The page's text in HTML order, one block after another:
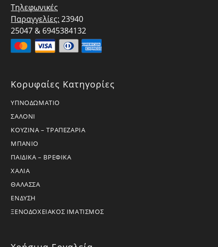
Τηλεφωνικές
Παραγγελίες: 23940
25047 & 6945384132
Κορυφαίες Κατηγορίες
ΥΠΝΟΔΩΜΑΤΙΟ
ΣΑΛΟΝΙ
ΚΟΥΖΙΝΑ – ΤΡΑΠΕΖΑΡΙΑ
ΜΠΑΝΙΟ
ΠΑΙΔΙΚΑ – ΒΡΕΦΙΚΑ
ΧΑΛΙΑ
ΘΑΛΑΣΣΑ
ΕΝΔΥΣΗ
ΞΕΝΟΔΟΧΕΙΑΚΟΣ ΙΜΑΤΙΣΜΟΣ